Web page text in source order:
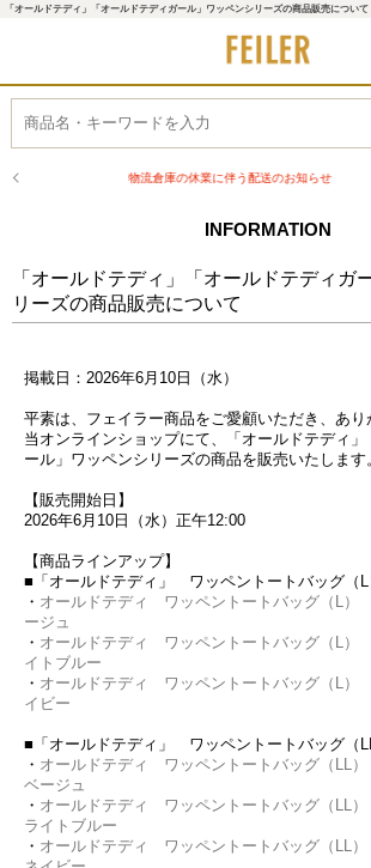
「オールドテディ」「オールドテディガール」ワッペンシリーズの商品販売につい
う配送のお知らせ
INFORMATION
「オールドテディ」「オールドテディガ
リーズの商品販売について
掲載日：2026年6月10日（水）
平素は、フェイラー商品をご愛顧いただき、あり
当オンラインショップにて、「オールドテディ
ール」ワッペンシリーズの商品を販売いたします
【販売開始日】
2026年6月10日（水）正午12:00
【商品ラインアップ】
■「オールドテディ」 ワッペントートバッグ（L
・ オールドテディ ワッペントートバッグ（L
ージュ
・ オールドテディ ワッペントートバッグ（L
イトブルー
・ オールドテディ ワッペントートバッグ（L
イビー
■「オールドテディ」 ワッペントートバッグ（LL
・ オールドテディ ワッペントートバッグ（LL
ベージュ
・ オールドテディ ワッペントートバッグ（LL
ライトブルー
・ オールドテディ ワッペントートバッグ（LL